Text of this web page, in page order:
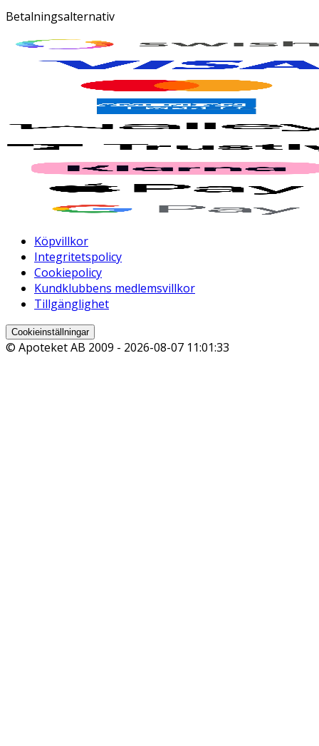
Betalningsalternativ
Köpvillkor
Integritetspolicy
Cookiepolicy
Kundklubbens medlemsvillkor
Tillgänglighet
Cookieinställningar
© Apoteket AB 2009 - 2026-08-07 11:01:33